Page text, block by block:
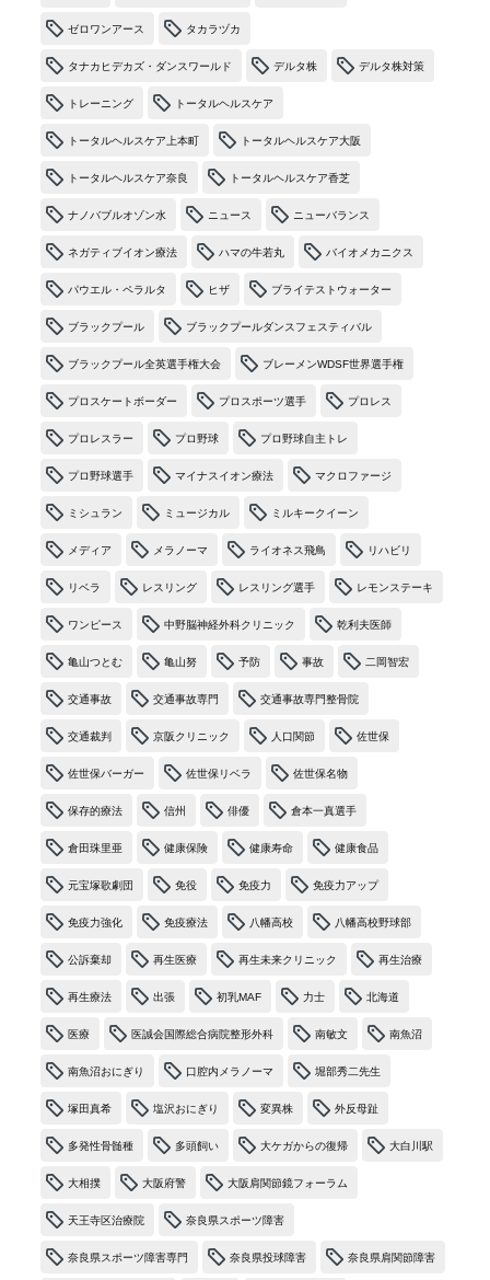
ゼロワンアース タカラヅカ
タナカヒデカズ・ダンスワールド デルタ株 デルタ株対策
トレーニング トータルヘルスケア
トータルヘルスケア上本町 トータルヘルスケア大阪
トータルヘルスケア奈良 トータルヘルスケア香芝
ナノバブルオゾン水 ニュース ニューバランス
ネガティブイオン療法 ハマの牛若丸 バイオメカニクス
パウエル・ペラルタ ヒザ ブライテストウォーター
ブラックプール ブラックプールダンスフェスティバル
ブラックプール全英選手権大会 ブレーメンWDSF世界選手権
プロスケートボーダー プロスポーツ選手 プロレス
プロレスラー プロ野球 プロ野球自主トレ
プロ野球選手 マイナスイオン療法 マクロファージ
ミシュラン ミュージカル ミルキークイーン
メディア メラノーマ ライオネス飛鳥 リハビリ
リベラ レスリング レスリング選手 レモンステーキ
ワンピース 中野脳神経外科クリニック 乾利夫医師
亀山つとむ 亀山努 予防 事故 二岡智宏
交通事故 交通事故専門 交通事故専門整骨院
交通裁判 京阪クリニック 人口関節 佐世保
佐世保バーガー 佐世保リベラ 佐世保名物
保存的療法 信州 俳優 倉本一真選手
倉田珠里亜 健康保険 健康寿命 健康食品
元宝塚歌劇団 免役 免疫力 免疫力アップ
免疫力強化 免疫療法 八幡高校 八幡高校野球部
公訴棄却 再生医療 再生未来クリニック 再生治療
再生療法 出張 初乳MAF 力士 北海道
医療 医誠会国際総合病院整形外科 南敏文 南魚沼
南魚沼おにぎり 口腔内メラノーマ 堀部秀二先生
塚田真希 塩沢おにぎり 変異株 外反母趾
多発性骨髄種 多頭飼い 大ケガからの復帰 大白川駅
大相撲 大阪府警 大阪肩関節鏡フォーラム
天王寺区治療院 奈良県スポーツ障害
奈良県スポーツ障害専門 奈良県投球障害 奈良県肩関節障害